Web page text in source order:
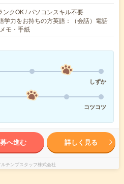
ンクOK / パソコンスキル不要
学力をお持ちの方英語：（会話）電話
モ・手紙
しずか
コツコツ
へ進む 詳しく見る
テンプスタッフ株式会社